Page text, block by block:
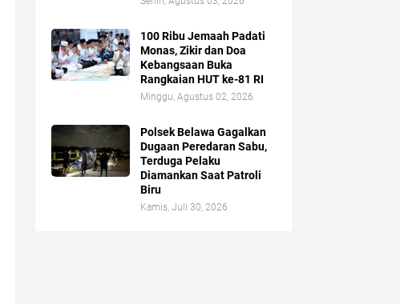
100 Ribu Jemaah Padati
Monas, Zikir dan Doa
Kebangsaan Buka
Rangkaian HUT ke-81 RI
Minggu, Agustus 02, 2026
Polsek Belawa Gagalkan
Dugaan Peredaran Sabu,
Terduga Pelaku
Diamankan Saat Patroli
Biru
Kamis, Juli 30, 2026